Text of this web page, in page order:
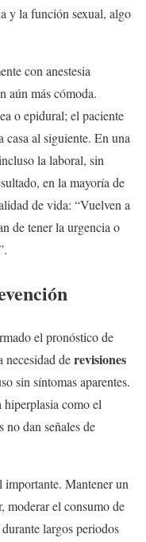
y la función sexual, algo
con anestesia
aún más cómoda.
o epidural; el paciente
casa al siguiente. En una
la laboral, sin
en la mayoría de
de vida: “Vuelven a
de tener la urgencia o
el pronóstico de
necesidad derevisiones
sin síntomas aparentes.
hiperplasia como el
no dan señales de
Mantener un
moderar el consumo de
largos periodos